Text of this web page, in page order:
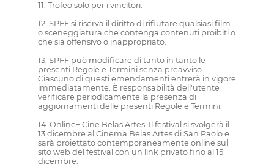
11. Trofeo solo per i vincitori.
12. SPFF si riserva il diritto di rifiutare qualsiasi film
o sceneggiatura che contenga contenuti proibiti o
che sia offensivo o inappropriato.
13. SPFF può modificare di tanto in tanto le
presenti Regole e Termini senza preavviso.
Ciascuno di questi emendamenti entrerà in vigore
immediatamente. È responsabilità dell'utente
verificare periodicamente la presenza di
aggiornamenti delle presenti Regole e Termini.
14. Online+ Cine Belas Artes. Il festival si svolgerà il
13 dicembre al Cinema Belas Artes di San Paolo e
sarà proiettato contemporaneamente online sul
sito web del festival con un link privato fino al 15
dicembre.